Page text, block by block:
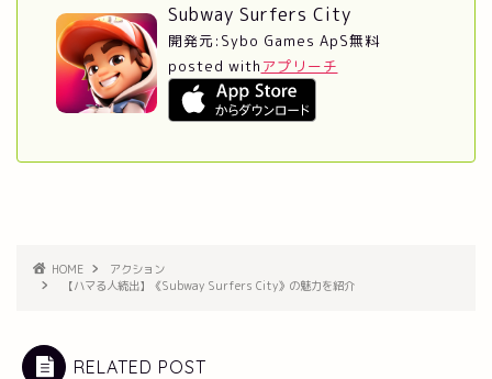
Subway Surfers City
開発元: Sybo Games ApS無料
posted with アプリーチ
HOME
アクション
【ハマる人続出】《Subway Surfers City》の魅力を紹介
RELATED POST